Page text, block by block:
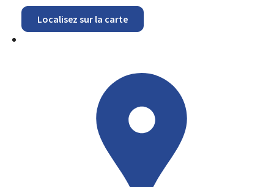
Localisez sur la carte